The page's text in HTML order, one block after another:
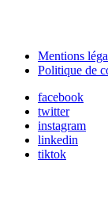
Mentions
Politique de
facebook
twitter
instagram
linkedin
tiktok